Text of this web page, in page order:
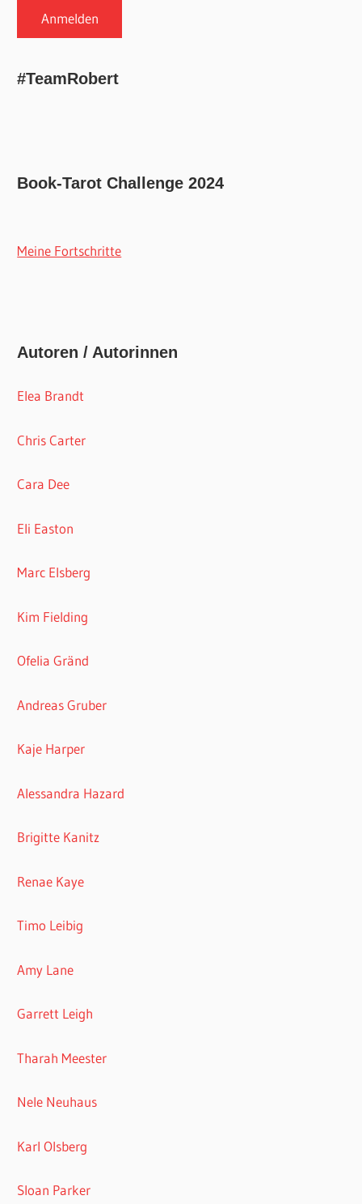
#TeamRobert
Book-Tarot Challenge 2024
Meine Fortschritte
Autoren / Autorinnen
Elea Brandt
Chris Carter
Cara Dee
Eli Easton
Marc Elsberg
Kim Fielding
Ofelia Gränd
Andreas Gruber
Kaje Harper
Alessandra Hazard
Brigitte Kanitz
Renae Kaye
Timo Leibig
Amy Lane
Garrett Leigh
Tharah Meester
Nele Neuhaus
Karl Olsberg
Sloan Parker